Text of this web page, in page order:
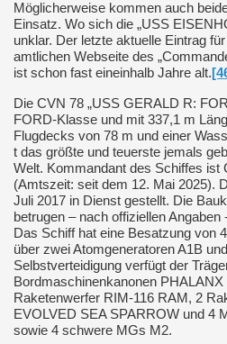
Möglicherweise kommen auch
Einsatz. Wo sich die „USS
unklar. Der letzte aktuelle Eintrag
amtlichen Webseite des
ist schon fast eineinhalb Jahre alt.
Die CVN 78 „USS GERALD R:
FORD-Klasse und mit 337,1 m
Flugdecks von 78 m und einer
t das größte und teuerste jemals
Welt. Kommandant des Schiffes ist
(Amtszeit: seit dem 12. Mai 2025).
Juli 2017 in Dienst gestellt. Die
betrugen – nach offiziellen Angaben
Das Schiff hat eine Besatzung von
über zwei Atomgeneratoren A1B
Selbstverteidigung verfügt der
Bordmaschinenkanonen
Raketenwerfer RIM-116 RAM, 2
EVOLVED SEA SPARROW und 4
sowie 4 schwere MGs M2.